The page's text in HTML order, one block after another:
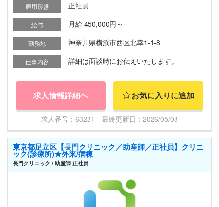
雇用形態 正社員
給与 月給 450,000円～
勤務地 神奈川県横浜市西区北幸1-1-8
仕事内容 詳細は面談時にお伝えいたします。
求人情報詳細へ お気に入りに追加
求人番号：63231 最終更新日：2026/05/08
東京都足立区【長門クリニック／助産師／正社員】クリニ
ック(診療所)★外来/病棟
長門クリニック / 助産師 正社員